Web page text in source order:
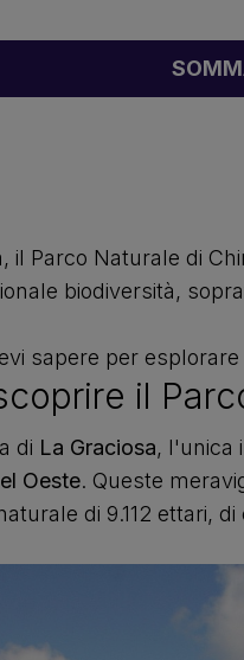
Parco Naturale di
biodiversità,
sapere per
il
di La Graciosa, l'unica
Oeste. Queste
di 9.112 ettari, di